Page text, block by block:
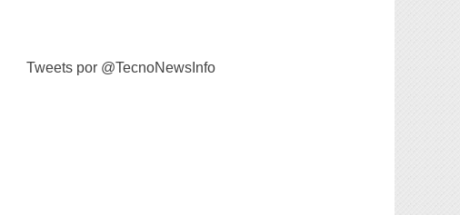
Tweets por @TecnoNewsInfo